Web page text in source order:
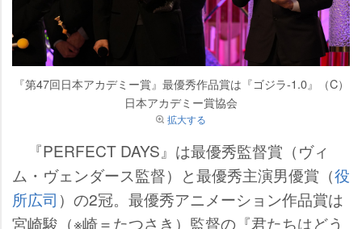
『第47回日本アカデミー賞』最優秀作品賞は『ゴジラ-1.0』（C）
日本アカデミー賞協会
拡大する
『PERFECT DAYS』は最優秀監督賞（ヴィ
ム・ヴェンダース監督）と最優秀主演男優賞（役
所広司 ）の2冠。最優秀アニメーション作品賞は
宮崎駿（※崎＝たつさき）監督の『君たちはどう